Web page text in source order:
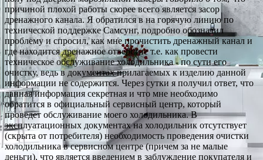
причиной плохой работы скорее всего является засор
дренажного канала. Я обратился в на горячую линию по
технической поддержке Самсунг, подробно обозначил
проблему и спросил, как мне прочистить дренажный канал и
где находится дренажное отверстие т.е. как провести
техническое обслуживание холодильника - по сути его
очистку, ведь в документах прилагаемых к изделию данной
информации не содержится. Через сутки я получил ответ, что
данная информация секретная и что мне необходимо
обратится в официальный сервисный центр, который
проведет обслуживание моего холодильника. В
эксплуатационных документах на холодильник отсутствует
(скрыта от потребителя) необходимость проведения очистки
холодильника в сервисном центре (причем за не малые
деньги), что является введением в заблуждение покупателя и